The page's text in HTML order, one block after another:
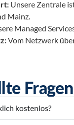
Unsere Zentrale
Mainz.
Managed
Vom Netzwerk
kostenlos?